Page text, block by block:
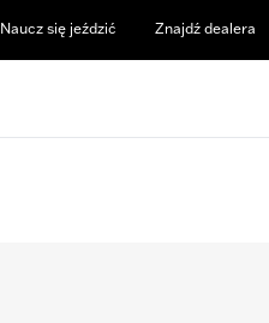
Naucz się jeździć Znajdź dealera